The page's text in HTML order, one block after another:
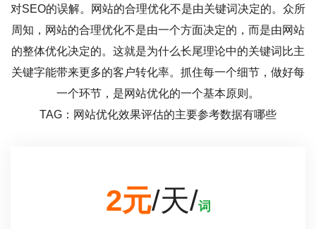
对SEO的误解。网站的合理优化不是由关键词决定的。众所
周知，网站的合理优化不是由一个方面决定的，而是由网站
的整体优化决定的。这就是为什么长尾理论中的关键词比主
关键字能带来更多的客户转化率。抓住每一个细节，做好每
一个环节，是网站优化的一个基本原则。
TAG：网站优化效果评估的主要参考数据有哪些
2元/天/词